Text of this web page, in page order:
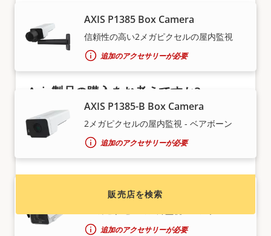
AXIS P1385 Box Camera
信頼性の高い2メガピクセルの屋内監視
追加のアクセサリーが必要
AXIS P1385-B Box Camera
2メガピクセルの屋内監視 - ベアボーン
追加のアクセサリーが必要
AXIS P1385-BE Box Camera
追加のアクセサリーが必要
Axis製品の購入をお考えですか?
Axis製品およびシステムの販売代理店、システム
インテグレーター、および設置業者を検索してく
ださい。
販売店を検索